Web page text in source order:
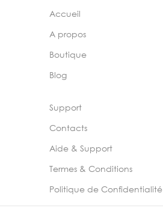
Accueil
A propos
Boutique
Blog
Support
Contacts
Aide & Support
Termes & Conditions
Politique de Confidentialité